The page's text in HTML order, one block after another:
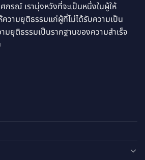
รณ์ เรามุ่งหวังที่จะเป็นหนึ่งในผู้ให้
วามยุติธรรมแก่ผู้ที่ไม่ได้รับความเป็น
ามยุติธรรมเป็นรากฐานของความสำเร็จ